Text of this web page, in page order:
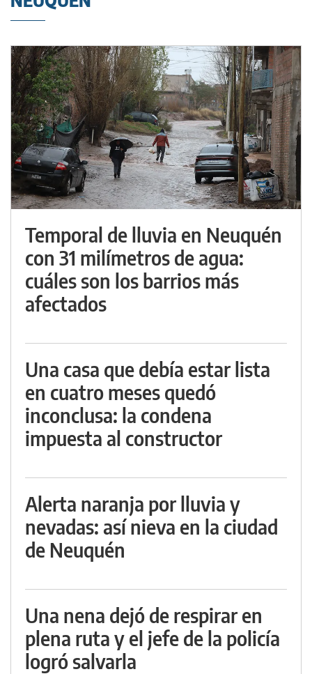
Temporal de lluvia en Neuquén
con 31 milímetros de agua:
cuáles son los barrios más
afectados
Una casa que debía estar lista
en cuatro meses quedó
inconclusa: la condena
impuesta al constructor
Alerta naranja por lluvia y
nevadas: así nieva en la ciudad
de Neuquén
Una nena dejó de respirar en
plena ruta y el jefe de la policía
logró salvarla